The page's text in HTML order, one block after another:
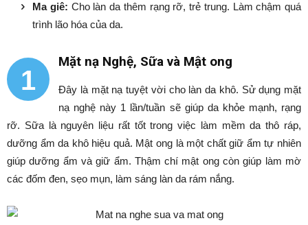
Ma giê: Cho làn da thêm rạng rỡ, trẻ trung. Làm chậm quá
trình lão hóa của da.
1
Mặt nạ Nghệ, Sữa và Mật ong
Đây là mặt nạ tuyệt vời cho làn da khô. Sử dụng mặt
nạ nghệ này 1 lần/tuần sẽ giúp da khỏe mạnh, rạng
rỡ. Sữa là nguyên liệu rất tốt trong việc làm mềm da thô ráp,
dưỡng ẩm da khô hiệu quả. Mật ong là một chất giữ ẩm tự nhiên
giúp dưỡng ẩm và giữ ẩm. Thậm chí mật ong còn giúp làm mờ
các đốm đen, sẹo mụn, làm sáng làn da rám nắng.